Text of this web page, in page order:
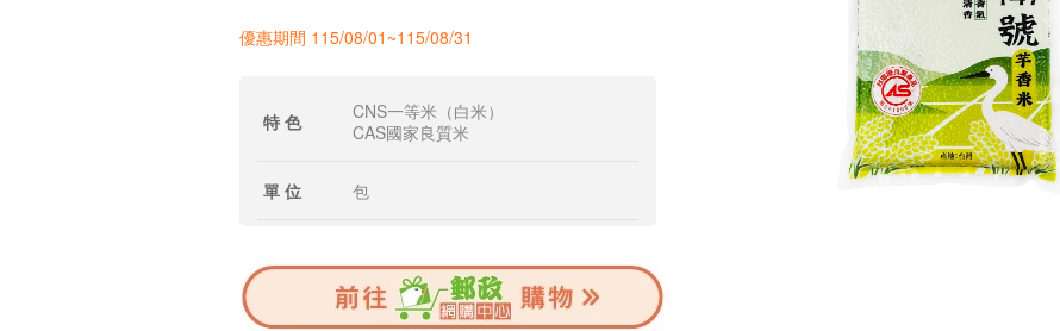
優惠期間 115/08/01~115/08/31
特 色
CNS一等米（白米）
CAS國家良質米
單 位 包